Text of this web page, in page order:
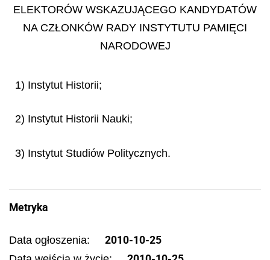
ELEKTORÓW WSKAZUJĄCEGO KANDYDATÓW
NA CZŁONKÓW RADY INSTYTUTU PAMIĘCI
NARODOWEJ
1) Instytut Historii;
2) Instytut Historii Nauki;
3) Instytut Studiów Politycznych.
Metryka
Data ogłoszenia: 2010-10-25